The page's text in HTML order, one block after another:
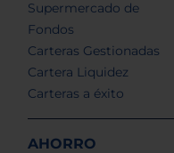
Supermercado de
Fondos
Carteras Gestionadas
Cartera Liquidez
Carteras a éxito
AHORRO